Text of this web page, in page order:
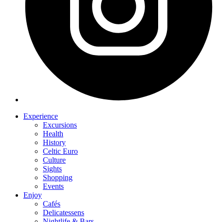
Experience
Excursions
Health
History
Celtic Euro
Culture
Sights
Shopping
Events
Enjoy
Cafés
Delicatessens